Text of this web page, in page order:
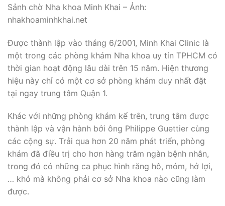
Sảnh chờ Nha khoa Minh Khai – Ảnh:
nhakhoaminhkhai.net
Được thành lập vào tháng 6/2001, Minh Khai Clinic là
một trong các phòng khám Nha khoa uy tín TPHCM có
thời gian hoạt động lâu dài trên 15 năm. Hiện thương
hiệu này chỉ có một cơ sở phòng khám duy nhất đặt
tại ngay trung tâm Quận 1.
Khác với những phòng khám kể trên, trung tâm được
thành lập và vận hành bởi ông Philippe Guettier cùng
các cộng sự. Trải qua hơn 20 năm phát triển, phòng
khám đã điều trị cho hơn hàng trăm ngàn bệnh nhân,
trong đó có những ca phục hình răng hô, móm, hở lợi,
… khó mà không phải cơ sở Nha khoa nào cũng làm
được.